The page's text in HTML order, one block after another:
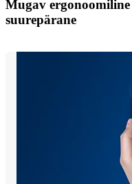
Mugav
suurepärane